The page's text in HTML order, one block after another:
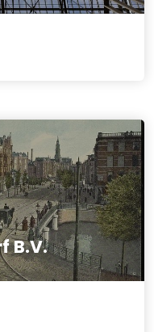
B.V.